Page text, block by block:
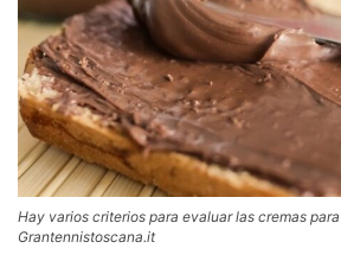
Hay varios criterios para evaluar las cremas
Grantennistoscana.it